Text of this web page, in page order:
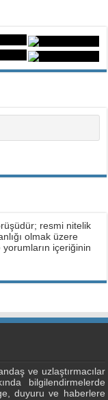
resmi nitelik
olmak üzere
içeriğinin
ve uzlaştırmacılar
bilgilendirmelerde
duyuru ve haberlere